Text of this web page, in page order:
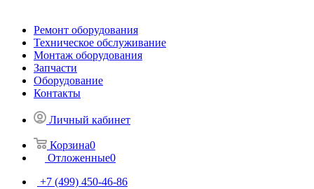
Ремонт оборудования
Техническое обслуживание
Монтаж оборудования
Запчасти
Оборудование
Контакты
Личный кабинет
Корзина0
Отложенные0
+7 (499) 450-46-86